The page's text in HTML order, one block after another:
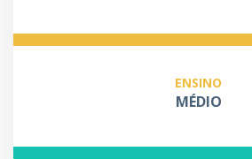
ENSINO
MÉDIO